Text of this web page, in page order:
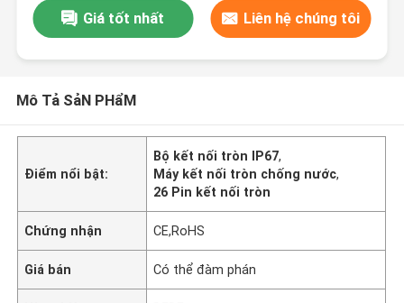
Giá tốt nhất Liên hệ chúng tôi
Mô Tả SảN PHẩM
Điểm nổi bật:
Bộ kết nối tròn IP67,
Máy kết nối tròn chống nước,
26 Pin kết nối tròn
Chứng nhận CE,RoHS
Giá bán Có thể đàm phán